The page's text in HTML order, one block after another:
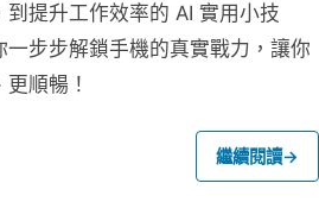
到提升工作效率的 AI 實用小技
步步解鎖手機的真實戰力，讓你
順暢！
繼續閱讀→